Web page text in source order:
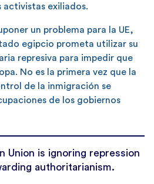
activistas exiliados.
un problema para la UE,
egipcio prometa utilizar su
represiva para impedir que
No es la primera vez que la
de la inmigración se
de los gobiernos
Union is ignoring repression
authoritarianism.